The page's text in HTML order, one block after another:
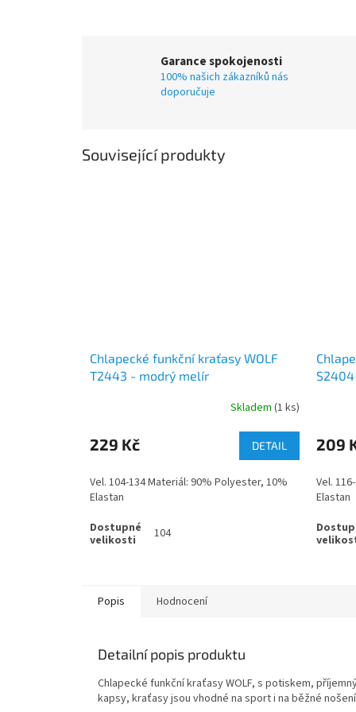
Garance spokojenosti
100% našich zákazníků nás
doporučuje
Související produkty
Chlapecké funkční kraťasy WOLF
T2443 - modrý melír
Skladem (1 ks)
229 Kč DETAIL
Vel. 104-134 Materiál: 90% Polyester, 10%
Elastan
104
209
Vel.
Elastan
Popis Hodnocení
Detailní popis produktu
Chlapecké funkční kraťasy WOLF, s potiskem,
kapsy, kraťasy jsou vhodné na sport i na běžné